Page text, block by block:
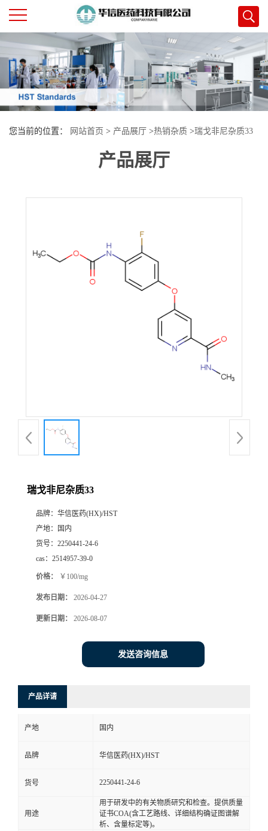
公
司
首
页
司
书
方
您当前的位置： 网站首页 > 产品展厅 >热销杂质 >瑞戈非尼杂质33
产品展厅
瑞戈非尼杂质33
品牌： 华信医药(HX)/HST
产地：
国内
货号： 2250441-24-6
cas： 2514957-39-0
价格： ￥100/mg
发布日期： 2026-04-27
更新日期： 2026-08-07
发送咨询信息
产品详请
产地 国内
品牌 华信医药(HX)/HST
货号 2250441-24-6
用途
用于研发中的有关物质研究和检查。提供质量
证书COA(含工艺路线、详细结构确证图谱解
析、含量标定等)。